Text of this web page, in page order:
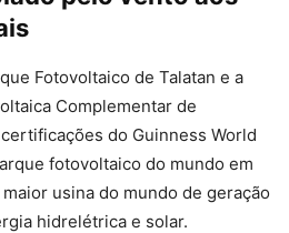
Fotovoltaico de Talatan e a
Complementar de
do Guinness World
fotovoltaico do mundo em
usina do mundo de geração
hidrelétrica e solar.